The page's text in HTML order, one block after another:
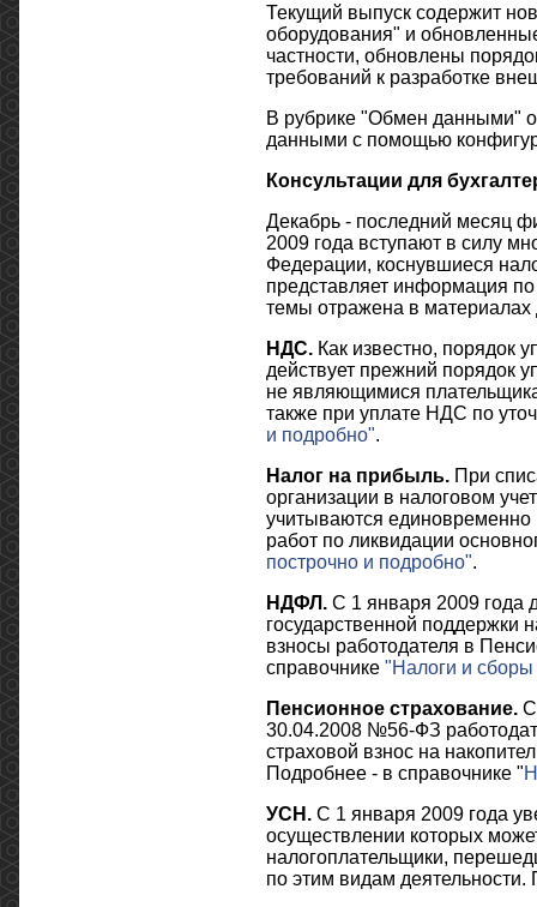
Текущий выпуск содержит
оборудования" и
частности, обновлены
требований к разработке
В рубрике "Обмен данными"
данными с помощью
Консультации для
Декабрь - последний месяц
2009 года вступают в силу
Федерации, коснувшиеся
представляет информация
темы отражена в
НДС.Как известно, порядок
действует прежний порядок
не являющимися
также при уплате НДС по
и подробно".
Налог на прибыль.При
организации в налоговом
учитываются единовременно
работ по ликвидации
построчно и подробно".
НДФЛ.С 1 января 2009 года
государственной
взносы работодателя в
справочнике "Налоги и сборы
Пенсионное страхование.С
30.04.2008 №56-ФЗ
страховой взнос на
Подробнее - в справочнике "
УСН.С 1 января 2009 года
осуществлении которых
налогоплательщики,
по этим видам